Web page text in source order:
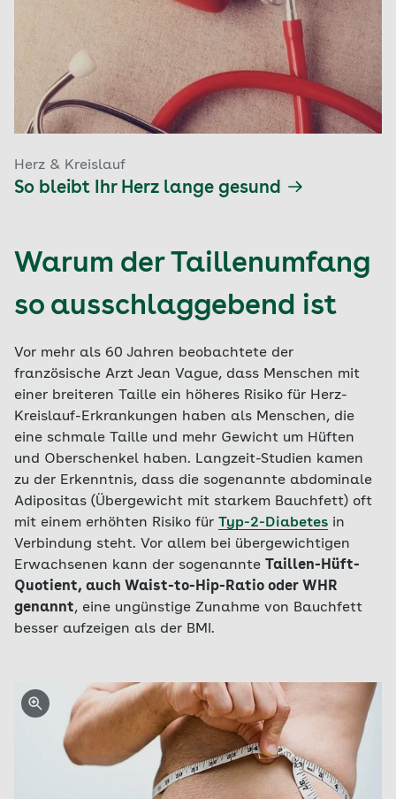
Herz & Kreislauf
So bleibt Ihr Herz lange gesund
Warum der Taillenumfang
so ausschlaggebend ist
Vor mehr als 60 Jahren beobachtete der
französische Arzt Jean Vague, dass Menschen mit
einer breiteren Taille ein höheres Risiko für Herz-
Kreislauf-Erkrankungen haben als Menschen, die
eine schmale Taille und mehr Gewicht um Hüften
und Oberschenkel haben. Langzeit-Studien kamen
zu der Erkenntnis, dass die sogenannte abdominale
Adipositas (Übergewicht mit starkem Bauchfett) oft
mit einem erhöhten Risiko für Typ-2-Diabetes in
Verbindung steht. Vor allem bei übergewichtigen
Erwachsenen kann der sogenannte
Taillen-Hüft-
Quotient, auch Waist-to-Hip-Ratio oder WHR
genannt, eine ungünstige Zunahme von Bauchfett
besser aufzeigen als der BMI.